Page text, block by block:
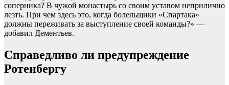
соперника? В чужой монастырь со своим уставом неприлично
лезть. При чем здесь это, когда болельщики «Спартака»
должны переживать за выступление своей команды?» —
добавил Дементьев.
Справедливо ли предупреждение
Ротенбергу